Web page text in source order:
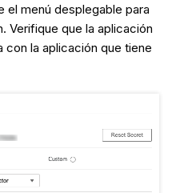
el menú desplegable para
Verifique que la aplicación
la aplicación que tiene